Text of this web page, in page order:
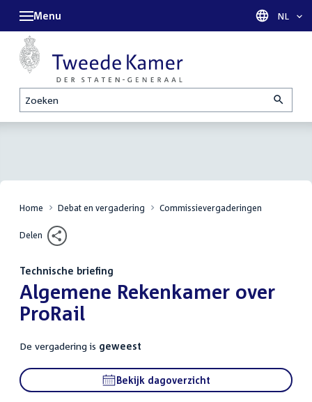
Zoeken
Menu Taal
NL
Home Debat en vergadering Commissievergaderingen
Delen
Technische briefing
Algemene Rekenkamer over
ProRail
De vergadering is geweest
Bekijk dagoverzicht